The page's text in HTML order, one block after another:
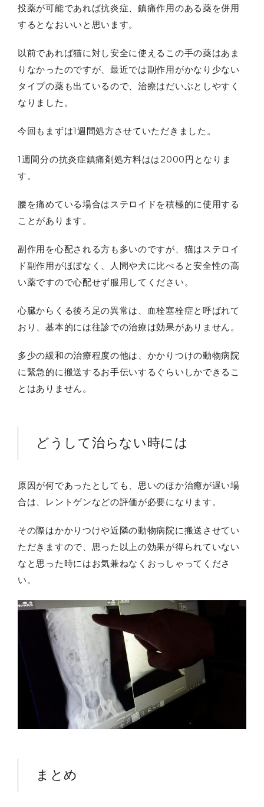
投薬が可能であれば抗炎症、鎮痛作用のある薬を併用
するとなおいいと思います。
以前であれば猫に対し安全に使えるこの手の薬はあま
りなかったのですが、最近では副作用がかなり少ない
タイプの薬も出ているので、治療はだいぶとしやすく
なりました。
今回もまずは1週間処方させていただきました。
1週間分の抗炎症鎮痛剤処方料はは2000円となりま
す。
腰を痛めている場合はステロイドを積極的に使用する
ことがあります。
副作用を心配される方も多いのですが、猫はステロイ
ド副作用がほぼなく、人間や犬に比べると安全性の高
い薬ですので心配せず服用してください。
心臓からくる後ろ足の異常は、血栓塞栓症と呼ばれて
おり、基本的には往診での治療は効果がありません。
多少の緩和の治療程度の他は、かかりつけの動物病院
に緊急的に搬送するお手伝いするぐらいしかできるこ
とはありません。
どうして治らない時には
原因が何であったとしても、思いのほか治癒が遅い場
合は、レントゲンなどの評価が必要になります。
その際はかかりつけや近隣の動物病院に搬送させてい
ただきますので、思った以上の効果が得られていない
なと思った時にはお気兼ねなくおっしゃってくださ
い。
まとめ